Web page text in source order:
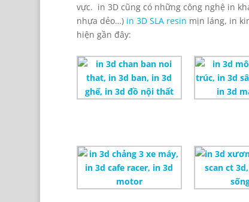
vực. in 3D cũng có những công nghệ in
nhựa dẻo…) in 3D SLA resin mịn láng, in
hiện gần đây: